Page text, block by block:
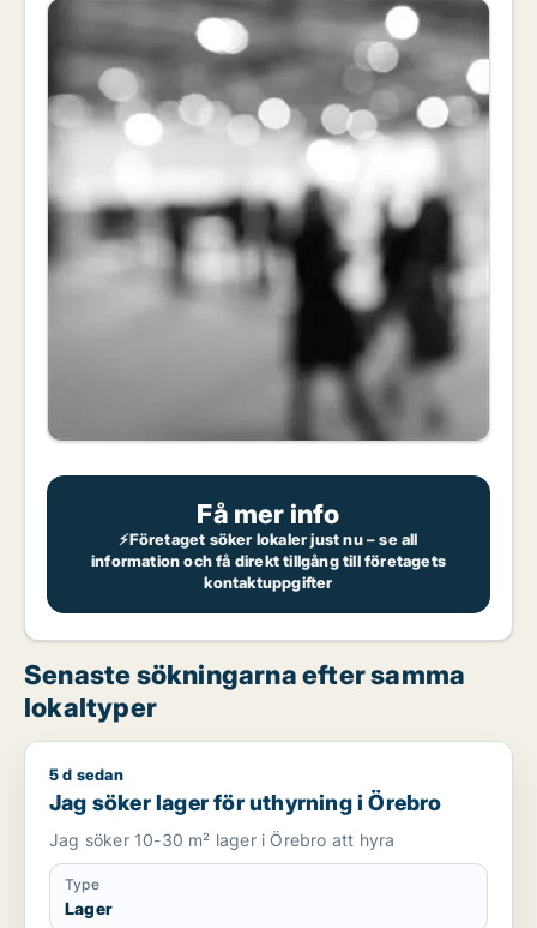
Få mer info
⚡Företaget söker lokaler just nu – se all
information och få direkt tillgång till företagets
kontaktuppgifter
Senaste sökningarna efter samma
lokaltyper
Jag söker lager för uthyrning i Örebro
5 d sedan
Jag söker lager för uthyrning i Örebro
Jag söker 10-30 m² lager i Örebro att hyra
Type
Lager